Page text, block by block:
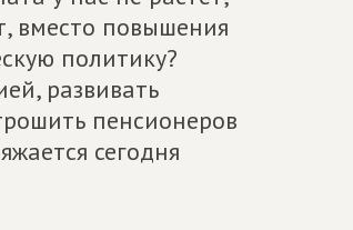
вместо повышения
политику?
развивать
пенсионеров
сегодня